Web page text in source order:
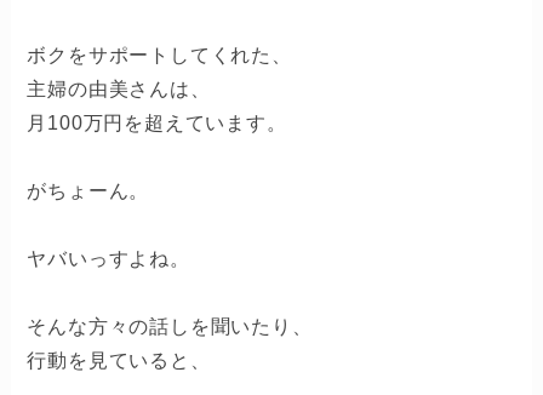
ボクをサポートしてくれた、
主婦の由美さんは、
月100万円を超えています。
がちょーん。
ヤバいっすよね。
そんな方々の話しを聞いたり、
行動を見ていると、